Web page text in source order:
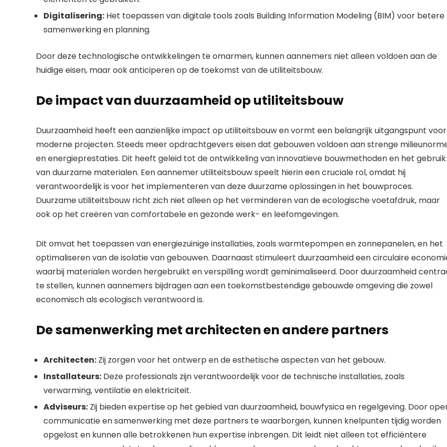
Digitalisering: Het toepassen van digitale tools zoals Building Information Modeling (BIM) voor betere
samenwerking en planning.
Door deze technologische ontwikkelingen te omarmen, kunnen aannemers niet alleen voldoen aan de
huidige eisen, maar ook anticiperen op de toekomst van de utiliteitsbouw.
De impact van duurzaamheid op utiliteitsbouw
Duurzaamheid heeft een aanzienlijke impact op utiliteitsbouw en vormt een belangrijk uitgangspunt voor
moderne projecten. Steeds meer opdrachtgevers eisen dat gebouwen voldoen aan strenge
en energieprestaties. Dit heeft geleid tot de ontwikkeling van innovatieve bouwmethoden en het gebruik
van duurzame materialen. Een aannemer utiliteitsbouw speelt hierin een cruciale rol, omdat hij
verantwoordelijk is voor het implementeren van deze duurzame oplossingen in het bouwproces.
Duurzame utiliteitsbouw richt zich niet alleen op het verminderen van de ecologische voetafdruk, maar
ook op het creëren van comfortabele en gezonde werk- en leefomgevingen.
Dit omvat het toepassen van energiezuinige installaties, zoals warmtepompen en zonnepanelen, en het
optimaliseren van de isolatie van gebouwen. Daarnaast stimuleert duurzaamheid een circulaire
waarbij materialen worden hergebruikt en verspilling wordt geminimaliseerd. Door duurzaamheid
te stellen, kunnen aannemers bijdragen aan een toekomstbestendige gebouwde omgeving die zowel
economisch als ecologisch verantwoord is.
De samenwerking met architecten en andere partners
Architecten: Zij zorgen voor het ontwerp en de esthetische aspecten van het gebouw.
Installateurs: Deze professionals zijn verantwoordelijk voor de technische installaties, zoals
verwarming, ventilatie en elektriciteit.
Adviseurs: Zij bieden expertise op het gebied van duurzaamheid, bouwfysica en regelgeving. Door
communicatie en samenwerking met deze partners te waarborgen, kunnen knelpunten tijdig worden
opgelost en kunnen alle betrokkenen hun expertise inbrengen. Dit leidt niet alleen tot efficiëntere